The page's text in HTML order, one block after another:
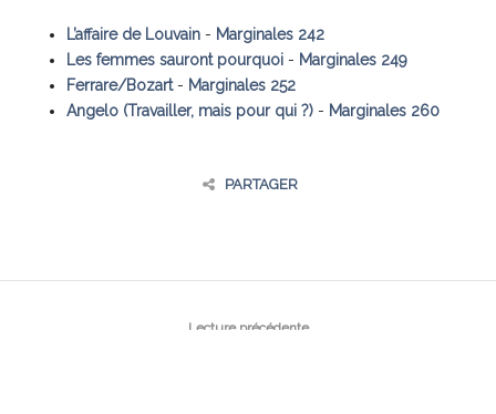
L’affaire de Louvain- Marginales 242
Les femmes sauront pourquoi- Marginales 249
Ferrare/Bozart- Marginales 252
Angelo (Travailler, mais pour qui ?)- Marginales 260
PARTAGER
Lecture précédente